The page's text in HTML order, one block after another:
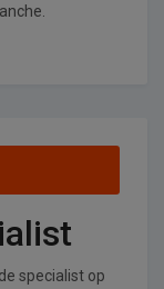
specialist op